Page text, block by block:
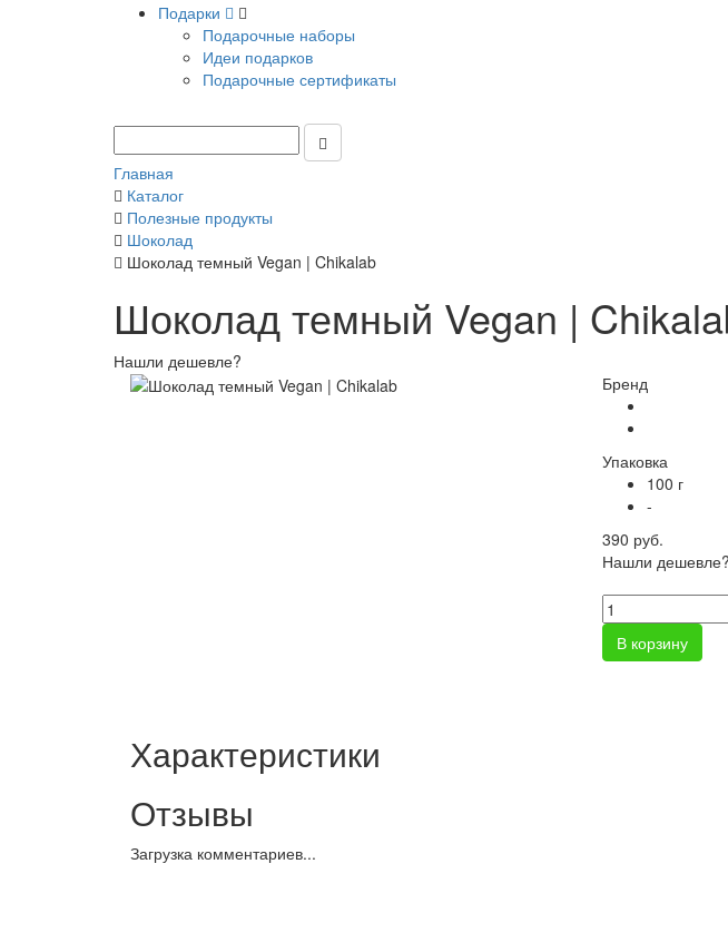
Подарки
Подарочные наборы
Идеи подарков
Подарочные сертификаты
Главная
Каталог
Полезные продукты
Шоколад
Шоколад темный Vegan | Chikalab
Шоколад темный Vegan |
Нашли дешевле?
Бренд
Упаковка
100 г
-
390 руб.
Нашли дешевле?
В корзину
Характеристики
Отзывы
Загрузка комментариев...